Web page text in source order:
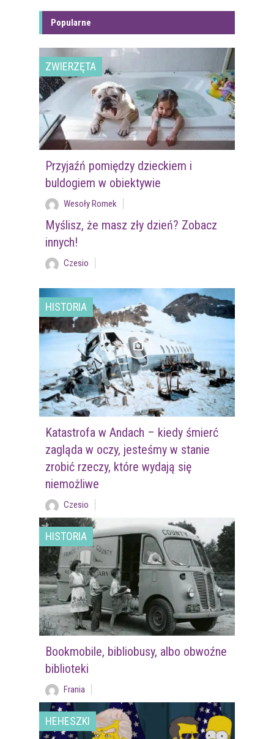
Popularne
ZWIERZĘTA
Przyjaźń pomiędzy dzieckiem i
buldogiem w obiektywie
Wesoły Romek
Myślisz, że masz zły dzień? Zobacz
innych!
Czesio
HISTORIA
Katastrofa w Andach – kiedy śmierć
zagląda w oczy, jesteśmy w stanie
zrobić rzeczy, które wydają się
niemożliwe
Czesio
HISTORIA
Bookmobile, bibliobusy, albo obwoźne
biblioteki
Frania
HEHESZKI